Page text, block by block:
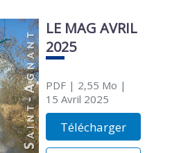
LE MAG AVRIL
2025
PDF| 2,55 Mo |
15 Avril 2025
Télécharger